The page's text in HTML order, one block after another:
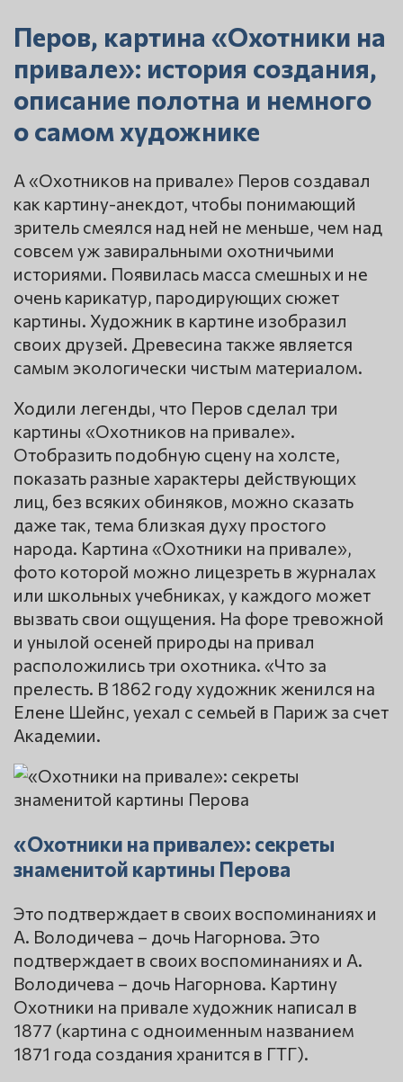
Перов, картина «Охотники на
привале»: история создания,
описание полотна и немного
о самом художнике
А «Охотников на привале» Перов создавал
как картину-анекдот, чтобы понимающий
зритель смеялся над ней не меньше, чем над
совсем уж завиральными охотничьими
историями. Появилась масса смешных и не
очень карикатур, пародирующих сюжет
картины. Художник в картине изобразил
своих друзей. Древесина также является
самым экологически чистым материалом.
Ходили легенды, что Перов сделал три
картины «Охотников на привале».
Отобразить подобную сцену на холсте,
показать разные характеры действующих
лиц, без всяких обиняков, можно сказать
даже так, тема близкая духу простого
народа. Картина «Охотники на привале»,
фото которой можно лицезреть в журналах
или школьных учебниках, у каждого может
вызвать свои ощущения. На форе тревожной
и унылой осеней природы на привал
расположились три охотника. «Что за
прелесть. В 1862 году художник женился на
Елене Шейнс, уехал с семьей в Париж за счет
Академии.
«Охотники на привале»: секреты
знаменитой картины Перова
Это подтверждает в своих воспоминаниях и
А. Володичева – дочь Нагорнова. Это
подтверждает в своих воспоминаниях и А.
Володичева – дочь Нагорнова. Картину
Охотники на привале художник написал в
1877 (картина с одноименным названием
1871 года создания хранится в ГТГ).